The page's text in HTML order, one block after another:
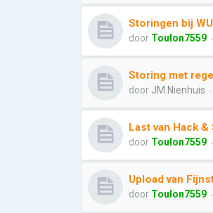
Storingen bij
door Toulon7559
Storing met
door JM.Nienhuis
Last van Hack
door Toulon7559
Upload van
door Toulon7559